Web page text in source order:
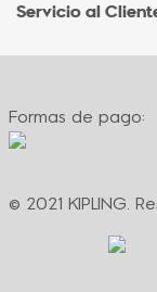
Sucursales
Contacto
Formas de pago
Servicio al
Contacto
Políticas de
Términos y
Política de
Formas de pago:
© 2021 KIPLING.